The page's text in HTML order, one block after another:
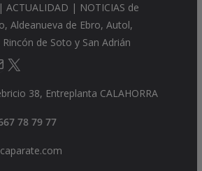
ACTUALIDAD | NOTICIAS de
Aldeanueva de Ebro, Autol,
de Soto y San Adrián
electrónico
X
38, Entreplanta CALAHORRA
78 79 77